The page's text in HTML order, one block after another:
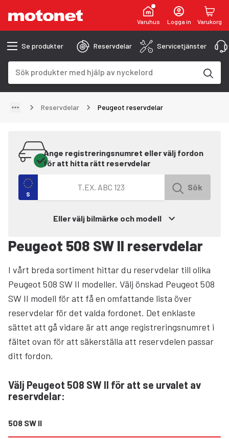
Varuhus Logga in Varukorg
Se produkter Reservdelar Servicetjänster
Reservdelar Peugeot reservdelar
Ange registreringsnumret eller välj fordon
för att hitta rätt reservdelar
S
Sök efter fordon med registreringsnummer
Sök
Eller välj bilmärke och modell
Peugeot 508 SW II reservdelar
I vårt breda sortiment hittar du reservdelar till olika
Peugeot 508 SW II modeller. Välj önskad Peugeot 508
SW II modell för att få en omfattande lista över
reservdelar för det valda fordonet. Det enklaste
sättet att gå vidare är att ange registreringsnumret i
fältet ovan för att säkerställa att reservdelen passar
ditt fordon.
Välj Peugeot 508 SW II för att se urvalet av
reservdelar:
508 SW II